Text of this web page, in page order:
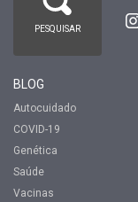
BLOG
Autocuidado
COVID-19
Genética
Saúde
Vacinas